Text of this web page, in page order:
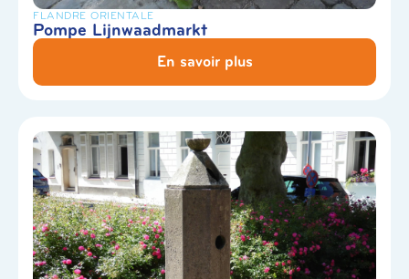
FLANDRE ORIENTALE
Pompe Lijnwaadmarkt
En savoir plus